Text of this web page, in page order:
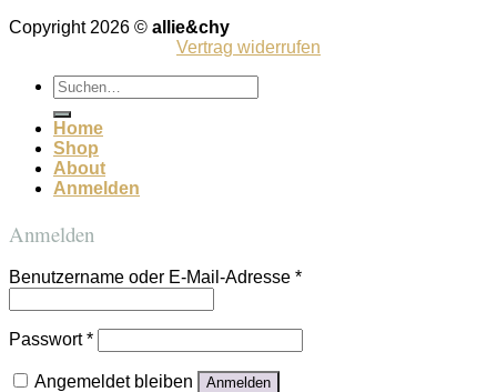
Copyright 2026 © allie&chy
Vertrag widerrufen
Suchen
nach:
Home
Shop
About
Anmelden
Anmelden
Benutzername oder E-Mail-Adresse *
Passwort*
Angemeldet bleiben Anmelden